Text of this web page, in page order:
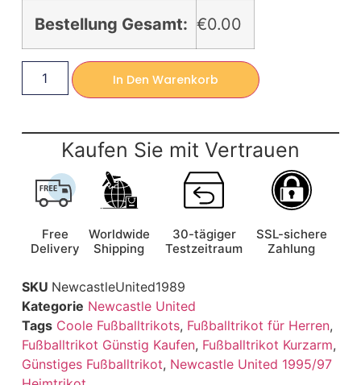
Bestellung Gesamt: €0.00
In Den Warenkorb
Kaufen Sie mit Vertrauen
Free
Delivery
Worldwide
Shipping
30-tägiger
Testzeitraum
SSL-sichere
Zahlung
SKU NewcastleUnited1989
Kategorie Newcastle United
Tags Coole Fußballtrikots, Fußballtrikot für Herren,
Fußballtrikot Günstig Kaufen, Fußballtrikot Kurzarm,
Günstiges Fußballtrikot, Newcastle United 1995/97